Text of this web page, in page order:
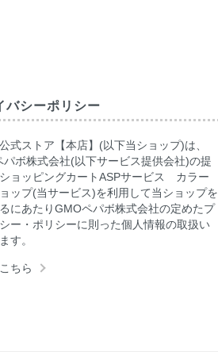
バシーポリシー
式ストア【本店】(以下当ショップ)は、
パボ株式会社(以下サービス提供会社)の提
ョッピングカートASPサービス カラー
ップ(当サービス)を利用して当ショップを
にあたりGMOペパボ株式会社の定めたプ
ー・ポリシーに則った個人情報の取扱い
す。
ちら